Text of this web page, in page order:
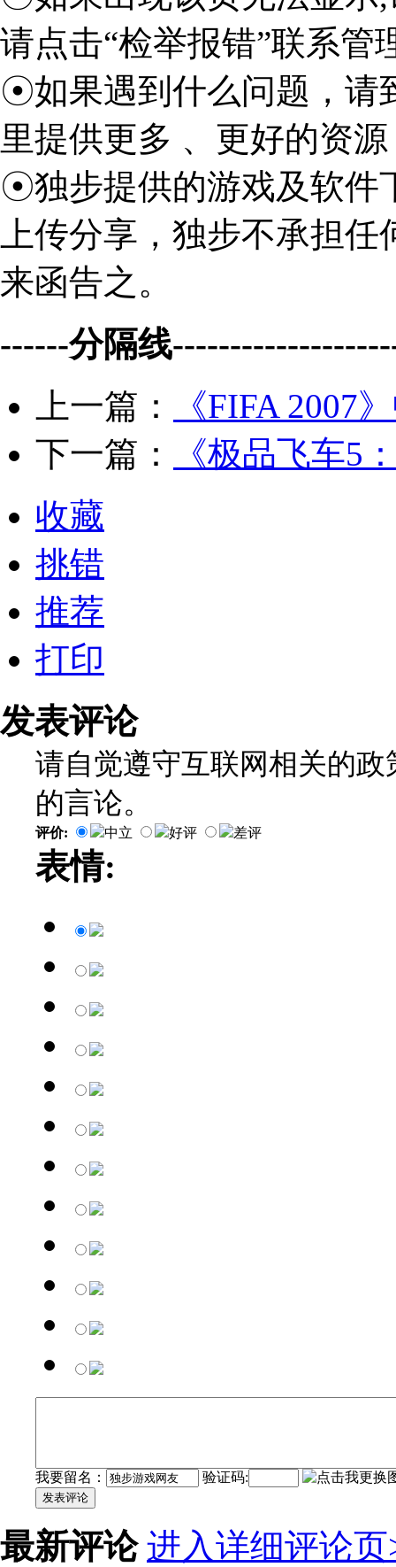
请点击“检举报错”联系管
☉如果遇到什么问题，请
里提供更多 、更好的资源
☉独步提供的游戏及软件
上传分享，独步不承担
来函告之。
------分隔线
上一篇：
《FIFA 2007
下一篇：
《极品飞车5
收藏
挑错
推荐
打印
发表评论
请自觉遵守互联网相关的
的言论。
评价: 中立 好评 差评
表情:
我要留名： 验证码:
发表评论
最新评论 进入详细评论页